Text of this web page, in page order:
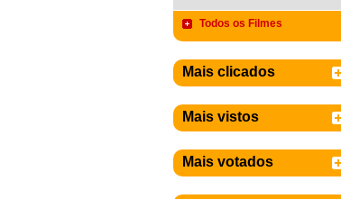
Todos os Filmes
Mais clicados
Mais vistos
Mais votados